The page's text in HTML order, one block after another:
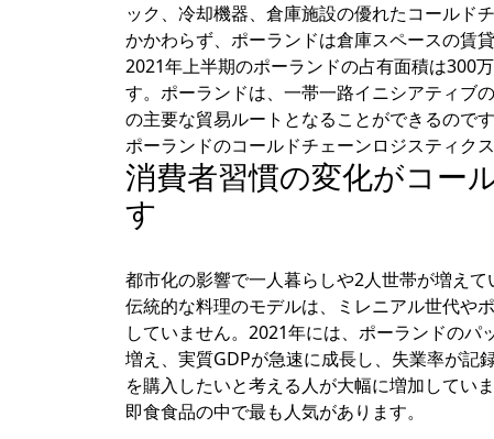
ック、冷却機器、倉庫施設の優れたコールド
かかわらず、ポーランドは倉庫スペースの賃
2021年上半期のポーランドの占有面積は300
す。ポーランドは、一帯一路イニシアティブ
の主要な貿易ルートとなることができるのです
ポーランドのコールドチェーンロジスティク
消費者習慣の変化がコー
す
都市化の影響で一人暮らしや2人世帯が増え
伝統的な料理のモデルは、ミレニアル世代や
していません。2021年には、ポーランドの
増え、実質GDPが急速に成長し、失業率が記
を購入したいと考える人が大幅に増加してい
即食食品の中で最も人気があります。